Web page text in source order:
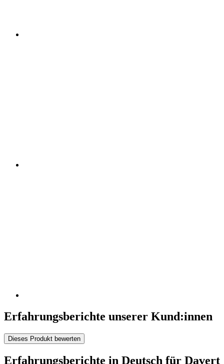
Erfahrungsberichte unserer Kund:innen
Dieses Produkt bewerten
Erfahrungsberichte in Deutsch für Davert